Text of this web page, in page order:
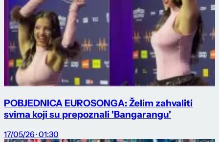
POBJEDNICA EUROSONGA: Želim zahvaliti
svima koji su prepoznali 'Bangarangu'
17/05/26 · 01:30